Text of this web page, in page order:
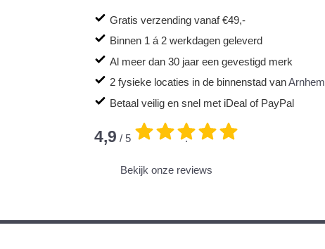
Gratis verzending vanaf €49,-
Binnen 1 á 2 werkdagen geleverd
Al meer dan 30 jaar een gevestigd merk
2 fysieke locaties in de binnenstad vanArnhem
Betaal veilig en snel met iDeal of PayPal
4,9 / 5 .
Bekijk onze reviews